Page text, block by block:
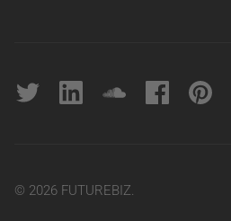
Twitter linkedin soundcloudFacebookpinterest
© 2026 FUTUREBIZ.